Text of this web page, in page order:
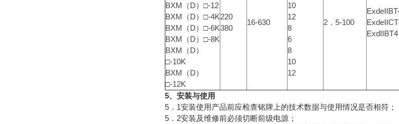
BXM（D）□-12
BXM（D）□-4K
BXM（D）□-6K
BXM（D）□-8K
BXM（D）
□-10K
BXM（D）
□-12K
220
380
16-630
10
12
8
6
8
10
12
2．5-100
ExdIIBT4
5、安装与使用
5．1安装使用产品前应检查铭牌上的技术数据与使用情况是否相符；
5．2安装及维修前必须切断前级电源；